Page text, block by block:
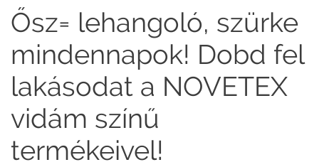
Ősz= lehangoló, szürke
mindennapok! Dobd fel
lakásodat a NOVETEX
vidám színű
termékeivel!